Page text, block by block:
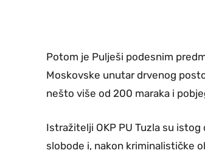
Potom je Pulješi podesnim
Moskovske unutar drvenog
nešto više od 200 maraka i
Istražitelji OKP PU Tuzla su
slobode i, nakon kriminalističke